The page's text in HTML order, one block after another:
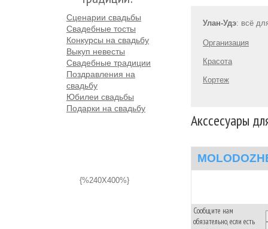
Сценарии свадьбы
Свадебные тосты
Конкурсы на свадьбу
Выкуп невесты
Свадебные традиции
Поздравления на
свадьбу
Юбилеи свадьбы
Подарки на свадьбу
{%240X400%}
Улан-Удэ: всё
Организация
Красота
Кортеж
Акссесуары
Сообщите нам
обязательно, если есть